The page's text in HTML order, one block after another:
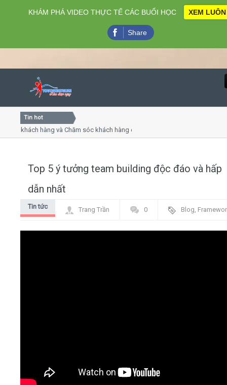
Close
Home
Tin hot
hàng và Chăm sóc khách hàng chuyên nghiệp
Top 5 ý tưởng team building độc đáo và hấp
dẫn nhất
Tin tức Trang Trần 0 Blog,
KHÁM PHÁ VIDEO THỰC TẾ CÁC BUỔI HỌC XEM LUÔN
Share